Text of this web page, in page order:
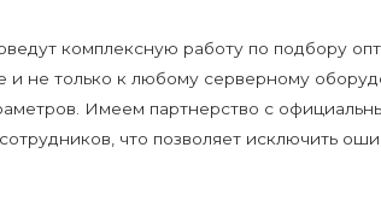
комплексную работу по подбору
не только к любому серверному
Имеем партнерство с
что позволяет исключить